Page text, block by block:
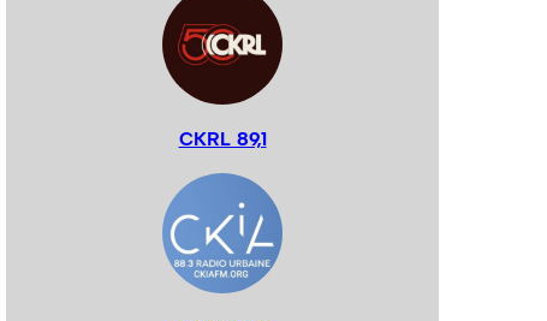
CKRL 89,1